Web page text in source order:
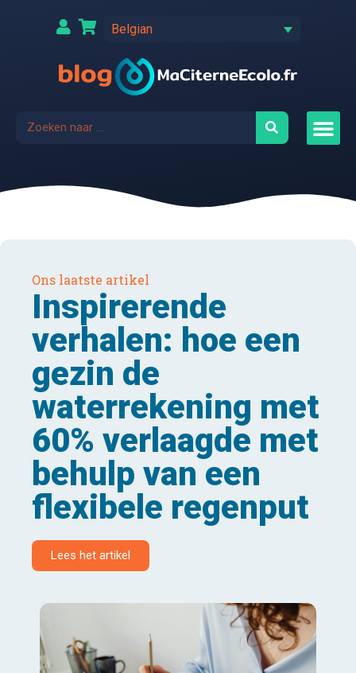
Belgian
Ons laatste artikel
Inspirerende
verhalen: hoe een
gezin de
waterrekening met
60% verlaagde met
behulp van een
flexibele regenput
Lees het artikel